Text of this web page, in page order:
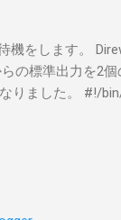
Serialなどの
Audioからの音声
トPCでは、
るようになって
よう場所があっ
{4d36e975-
名者名: Microsoft
に該当する
機をします。
の標準出力を2
りました。 #!/
-r 48000 -D 1 -t